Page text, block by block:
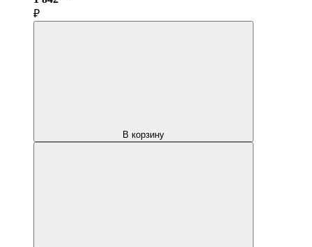
₽
В корзину